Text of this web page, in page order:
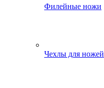
Филейные ножи
Чехлы для ножей